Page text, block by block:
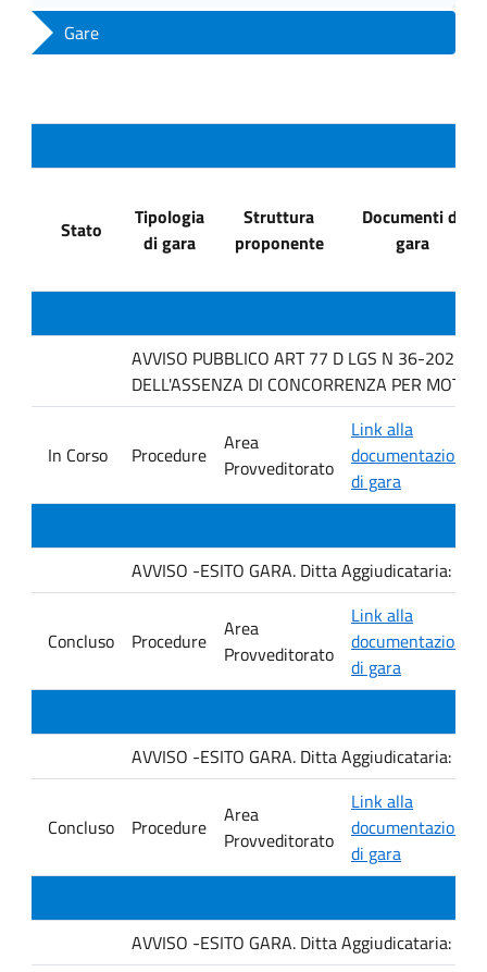
Gare
Stato
Tipologia
di gara
Struttura
proponente
Documenti di
gara
AVVISO PUBBLICO ART 77 D LGS N 36-2023
DELL'ASSENZA DI CONCORRENZA PER MOTIVI
In Corso Procedure
Area
Provveditorato
Link alla
documentazione
di gara
AVVISO -ESITO GARA. Ditta Aggiudicataria: M.
Concluso Procedure
Area
Provveditorato
Link alla
documentazione
di gara
AVVISO -ESITO GARA. Ditta Aggiudicataria:
Concluso Procedure
Area
Provveditorato
Link alla
documentazione
di gara
AVVISO -ESITO GARA. Ditta Aggiudicataria: